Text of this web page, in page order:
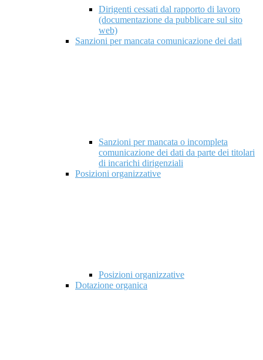
Dirigenti cessati dal rapporto di lavoro
(documentazione da pubblicare sul sito
web)
Sanzioni per mancata comunicazione dei dati
Sanzioni per mancata o incompleta
comunicazione dei dati da parte dei titolari
di incarichi dirigenziali
Posizioni organizzative
Posizioni organizzative
Dotazione organica